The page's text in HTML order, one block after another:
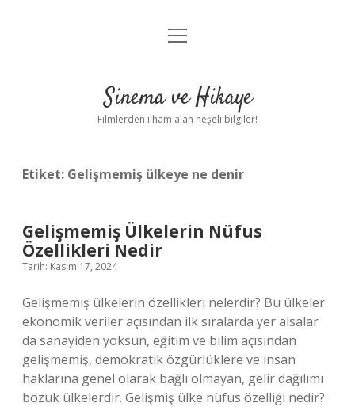
Gizlilik Politikası
Yasal Uyarı
menüyü
Sinema ve Hikaye
Filmlerden ilham alan neşeli bilgiler!
Etiket: Gelişmemiş ülkeye ne denir
Gelişmemiş Ülkelerin Nüfus
Özellikleri Nedir
Tarih: Kasım 17, 2024
Gelişmemiş ülkelerin özellikleri nelerdir? Bu ülkeler
ekonomik veriler açısından ilk sıralarda yer alsalar
da sanayiden yoksun, eğitim ve bilim açısından
gelişmemiş, demokratik özgürlüklere ve insan
haklarına genel olarak bağlı olmayan, gelir dağılımı
bozuk ülkelerdir. Gelişmiş ülke nüfus özelliği nedir?